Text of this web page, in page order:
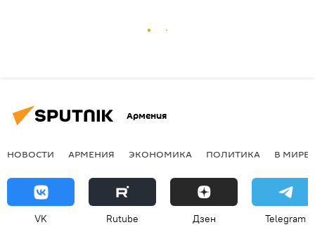
Армения
НОВОСТИ АРМЕНИЯ ЭКОНОМИКА ПОЛИТИКА В МИРЕ
VK Rutube Дзен Telegram